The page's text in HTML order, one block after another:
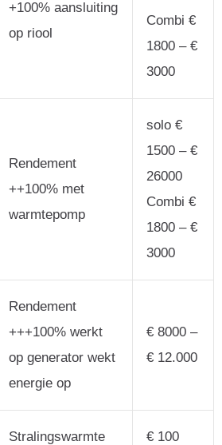
+100% aansluiting
op riool
Combi €
1800 – €
3000
Rendement
++100% met
warmtepomp
solo €
1500 – €
26000
Combi €
1800 – €
3000
Rendement
+++100% werkt
op generator wekt
energie op
€ 8000 –
€ 12.000
Stralingswarmte € 100